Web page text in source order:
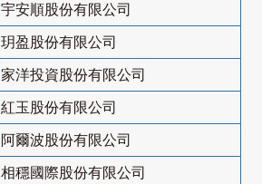
宇安順股份有限公司
玥盈股份有限公司
家洋投資股份有限公司
紅玉股份有限公司
阿爾波股份有限公司
相穩國際股份有限公司